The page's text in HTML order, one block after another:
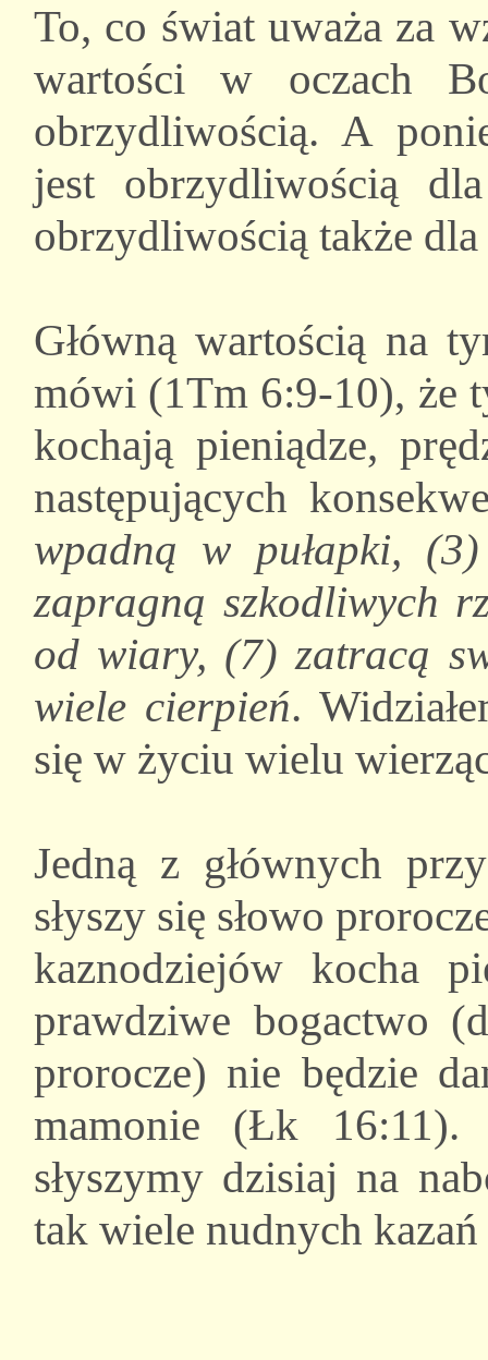
To, co świat uważa za
wartości w oczach
obrzydliwością. A
jest obrzydliwością
obrzydliwością także dla
Główną wartością na
mówi (1Tm 6:9-10), że
kochają pieniądze,
następujących
wpadną w pułapki,
zapragną szkodliwych
od wiary, (7) zatracą
wiele cierpień.
się w życiu wielu
Jedną z głównych
słyszy się słowo
kaznodziejów kocha
prawdziwe bogactwo
prorocze) nie będzie
mamonie (Łk
słyszymy dzisiaj na
tak wiele nudnych